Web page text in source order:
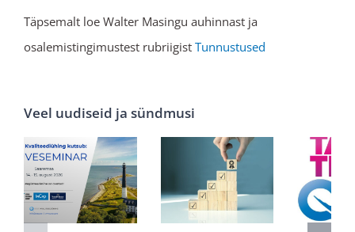
Täpsemalt loe Walter Masingu auhinnast ja
osalemistingimustest rubriigist Tunnustused
Veel uudiseid ja sündmusi